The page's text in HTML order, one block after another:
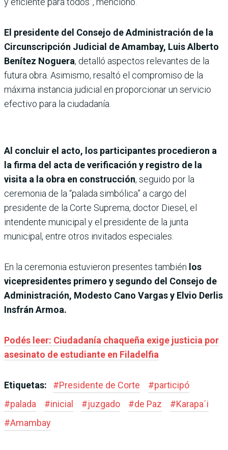
El presidente del Consejo de Administración de la
Circunscripción Judicial de Amambay, Luis Alberto
Benítez Noguera, detalló aspectos relevantes de la
futura obra. Asimismo, resaltó el compromiso de la
máxima instancia judicial en proporcionar un servicio
efectivo para la ciudadanía.
Al concluir el acto, los participantes procedieron a
la firma del acta de verificación y registro de la
visita a la obra en construcción, seguido por la
ceremonia de la “palada simbólica” a cargo del
presidente de la Corte Suprema, doctor Diesel, el
intendente municipal y el presidente de la junta
municipal, entre otros invitados especiales.
En la ceremonia estuvieron presentes también los
vicepresidentes primero y segundo del Consejo de
Administración, Modesto Cano Vargas y Elvio Derlis
Insfrán Armoa.
Podés leer: Ciudadanía chaqueña exige justicia por
asesinato de estudiante en Filadelfia
Etiquetas: #Presidente de Corte #participó
#palada #inicial #juzgado #de Paz #Karapa´i
#Amambay